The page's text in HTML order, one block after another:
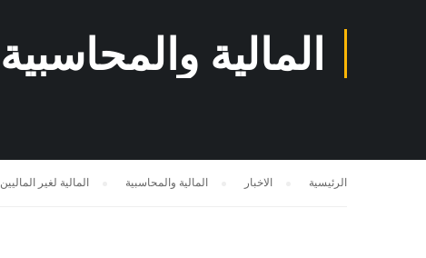
المالية والمحاسبية
الرئيسية الاخبار المالية والمحاسبية المالية لغير الماليين